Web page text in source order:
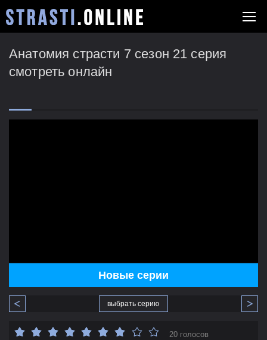
Анатомия страсти 7 сезон 21 серия
смотреть онлайн
Новые серии
выбрать серию
20 голосов